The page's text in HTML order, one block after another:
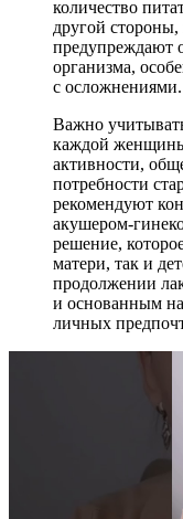
количество
другой
предупреждают
организма,
с осложнениями.
Важно
каждой
активности,
потребности
рекомендуют
акушером-
решение,
матери, так и
продолжении
и основанным
личных